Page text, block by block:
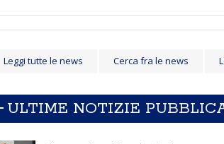
Leggi tutte le news Cerca fra le news
ULTIME NOTIZIE